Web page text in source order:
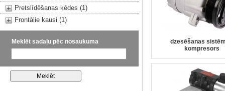
Pretslīdēšanas ķēdes (1)
Frontālie kausi (1)
Meklēt sadaļu pēc nosaukuma
dzesēšanas
kompresors